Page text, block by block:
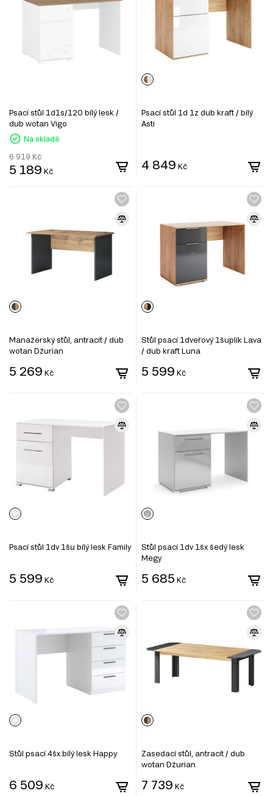
Psací stůl 1d1s/120 bílý lesk /
dub wotan Vigo
Na skladě
6 919 Kč
5 189 Kč
Psací stůl 1d 1z dub kraft / bílý
Asti
4 849 Kč
Manažerský stůl, antracit / dub
wotan Džurian
5 269 Kč
Stůl psací 1dveřový 1šuplík Lava
/ dub kraft Luna
5 599 Kč
Psací stůl 1dv 1šu bílý lesk Family
5 599 Kč
Stůl psací 1dv 1šx šedý lesk
Megy
5 685 Kč
Stůl psací 4šx bílý lesk Happy
6 509 Kč
Zasedací stůl, antracit / dub
wotan Džurian
7 739 Kč